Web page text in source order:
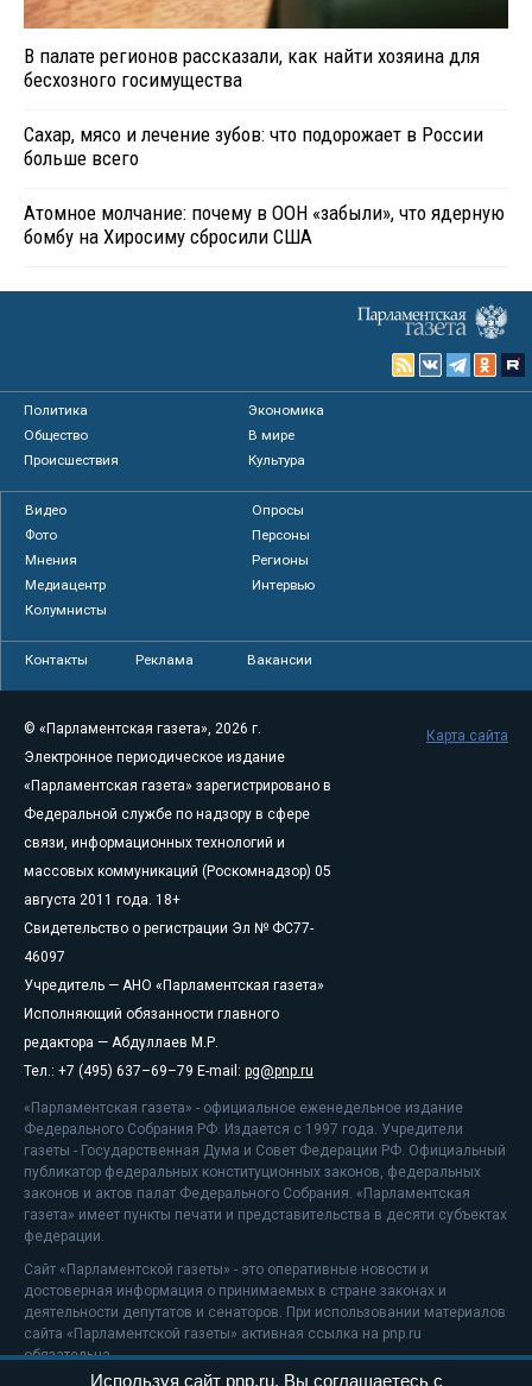
В палате регионов рассказали, как найти хозяина для
бесхозного госимущества
Сахар, мясо и лечение зубов: что подорожает в России
больше всего
Атомное молчание: почему в ООН «забыли», что ядерную
бомбу на Хиросиму сбросили США
Политика
Экономика
Общество
В мире
Происшествия
Культура
Видео
Опросы
Фото
Персоны
Мнения
Регионы
Медиацентр
Интервью
Колумнисты
Контакты Реклама Вакансии
© «Парламентская газета», 2026 г.
Электронное периодическое издание
«Парламентская газета» зарегистрировано в
Федеральной службе по надзору в сфере
связи, информационных технологий и
массовых коммуникаций (Роскомнадзор) 05
августа 2011 года. 18+
Свидетельство о регистрации Эл № ФС77-
46097
Учредитель — АНО «Парламентская газета»
Исполняющий обязанности главного
редактора — Абдуллаев М.Р.
Тел.: +7 (495) 637–69–79 E-mail: pg@pnp.ru
«Парламентская газета» - официальное еженедельное издание
Федерального Собрания РФ. Издается с 1997 года. Учредители
газеты - Государственная Дума и Совет Федерации РФ. Официальный
публикатор федеральных конституционных законов, федеральных
законов и актов палат Федерального Собрания. «Парламентская
газета» имеет пункты печати и представительства в десяти субъектах
федерации.
Сайт «Парламентской газеты» - это оперативные новости и
достоверная информация о принимаемых в стране законах и
деятельности депутатов и сенаторов. При использовании материалов
сайта «Парламентской газеты» активная ссылка на pnp.ru
обязательна.
Карта сайта
Используя сайт pnp.ru, Вы соглашаетесь с